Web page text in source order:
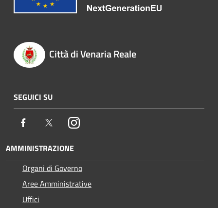
Città di Venaria Reale
SEGUICI SU
Facebook TwitterInstagram
AMMINISTRAZIONE
Organi di Governo
Aree Amministrative
Uffici